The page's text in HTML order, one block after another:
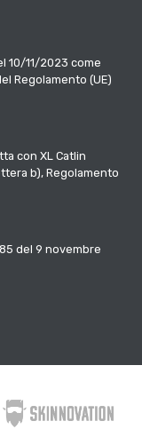
10/11/2023 come
Regolamento (UE)
con XL Catlin
b), Regolamento
del 9 novembre